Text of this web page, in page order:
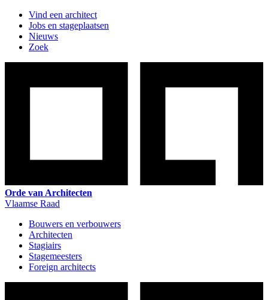
Vind een architect
Jobs en stageplaatsen
Nieuws
Zoek
Orde van Architecten
Vlaamse Raad
Bouwers en verbouwers
Architecten
Stagiairs
Stagemeesters
Foreign architects